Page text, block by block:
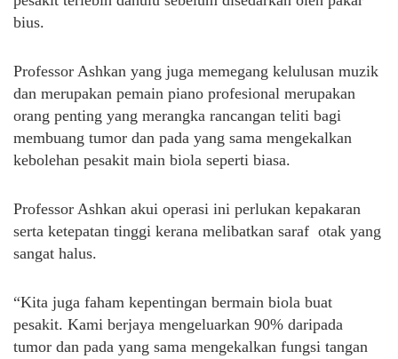
bius.
Professor Ashkan yang juga memegang kelulusan muzik
dan merupakan pemain piano profesional merupakan
orang penting yang merangka rancangan teliti bagi
membuang tumor dan pada yang sama mengekalkan
kebolehan pesakit main biola seperti biasa.
Professor Ashkan akui operasi ini perlukan kepakaran
serta ketepatan tinggi kerana melibatkan saraf otak yang
sangat halus.
“Kita juga faham kepentingan bermain biola buat
pesakit. Kami berjaya mengeluarkan 90% daripada
tumor dan pada yang sama mengekalkan fungsi tangan